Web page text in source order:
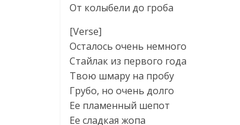
От колыбели до гроба
[Verse]
Осталось очень немного
Стайлак из первого года
Твою шмару на пробу
Грубо, но очень долго
Ее пламенный шепот
Ее сладкая жопа